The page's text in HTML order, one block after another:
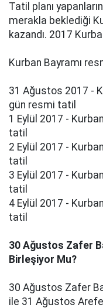
Tatil planı
merakla beklediği
kazandı. 2017
Kurban Bayramı
31 Ağustos 2017 -
gün resmi tatil
1 Eylül 2017 -
tatil
2 Eylül 2017 -
tatil
3 Eylül 2017 -
tatil
4 Eylül 2017 -
tatil
30 Ağustos Zafer
Birleşiyor Mu?
30 Ağustos Zafer
ile 31 Ağustos